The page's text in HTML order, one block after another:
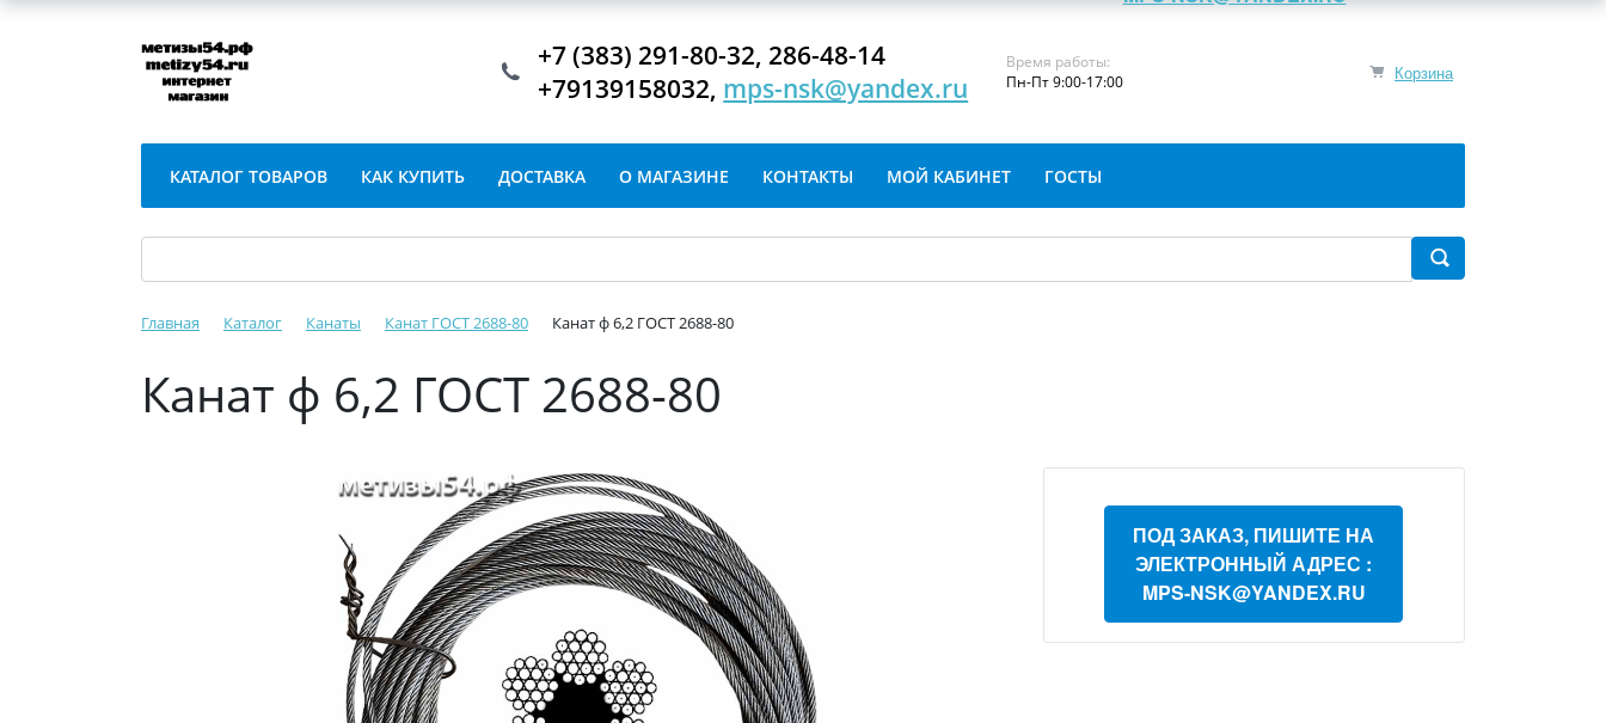
Корзина
+7 (383) 291-80-32, 286-48-14
+79139158032, mps-nsk@yandex.ru
Время работы:
Пн-Пт 9:00-17:00
КАТАЛОГ ТОВАРОВ КАК КУПИТЬ ДОСТАВКА О МАГАЗИНЕ КОНТАКТЫ МОЙ КАБИНЕТ ГОСТЫ
Главная Каталог Канаты Канат ГОСТ 2688-80 Канат ф 6,2 ГОСТ 2688-80
Канат ф 6,2 ГОСТ 2688-80
ПОД ЗАКАЗ, ПИШИТЕ НА
ЭЛЕКТРОННЫЙ АДРЕС :
MPS-NSK@YANDEX.RU